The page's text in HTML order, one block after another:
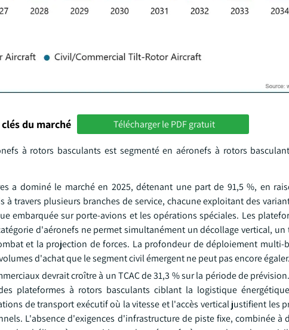
du marché Télécharger le PDF gratuit
à rotors basculants est segmenté en aéronefs à rotors
a dominé le marché en 2025, détenant une part de 91,5 %, en
travers plusieurs branches de service, chacune exploitant des
embarquée sur porte-avions et les opérations spéciales. Les
d'aéronefs ne permet simultanément un décollage vertical, un
et la projection de forces. La profondeur de déploiement multi-
d'achat que le segment civil émergent ne peut pas encore égaler.
devrait croître à un TCAC de 31,3 % sur la période de
plateformes à rotors basculants ciblant la logistique
de transport exécutif où la vitesse et l'accès vertical justifient les
L'absence d'exigences d'infrastructure de piste fixe, combinée à